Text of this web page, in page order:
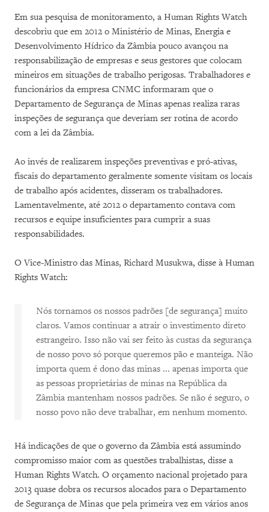
Em sua pesquisa de monitoramento, a Human Rights Watch
descobriu que em 2012 o Ministério de Minas, Energia e
Desenvolvimento Hídrico da Zâmbia pouco avançou na
responsabilização de empresas e seus gestores que colocam
mineiros em situações de trabalho perigosas. Trabalhadores e
funcionários da empresa CNMC informaram que o
Departamento de Segurança de Minas apenas realiza raras
inspeções de segurança que deveriam ser rotina de acordo
com a lei da Zâmbia.
Ao invés de realizarem inspeções preventivas e pró-ativas,
fiscais do departamento geralmente somente visitam os locais
de trabalho após acidentes, disseram os trabalhadores.
Lamentavelmente, até 2012 o departamento contava com
recursos e equipe insuficientes para cumprir a suas
responsabilidades.
O Vice-Ministro das Minas, Richard Musukwa, disse à Human
Rights Watch:
Nós tornamos os nossos padrões [de segurança] muito
claros. Vamos continuar a atrair o investimento direto
estrangeiro. Isso não vai ser feito às custas da segurança
de nosso povo só porque queremos pão e manteiga. Não
importa quem é dono das minas ... apenas importa que
as pessoas proprietárias de minas na República da
Zâmbia mantenham nossos padrões. Se não é seguro, o
nosso povo não deve trabalhar, em nenhum momento.
Há indicações de que o governo da Zâmbia está assumindo
compromisso maior com as questões trabalhistas, disse a
Human Rights Watch. O orçamento nacional projetado para
2013 quase dobra os recursos alocados para o Departamento
de Segurança de Minas que pela primeira vez em vários anos